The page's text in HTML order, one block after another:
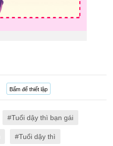
Bấm để thiết lập
Tuổi dậy thì bạn gái
Tuổi dậy thì